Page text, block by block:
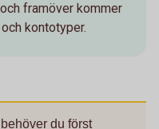
framöver kommer
kontotyper.
du först